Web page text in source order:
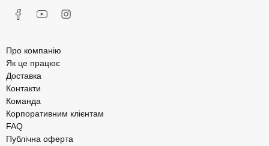
Про компанію
Як це працює
Доставка
Контакти
Команда
Корпоративним клієнтам
FAQ
Публічна оферта